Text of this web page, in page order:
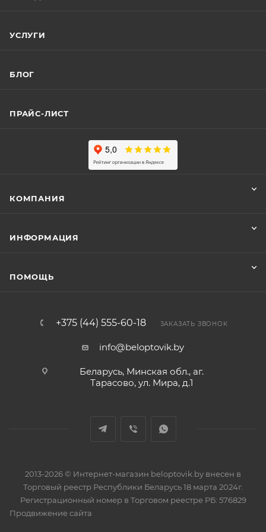
УСЛУГИ
БЛОГ
ПРАЙС-ЛИСТ
КОМПАНИЯ
ИНФОРМАЦИЯ
ПОМОЩЬ
+375 (44) 555-60-18 ЗАКАЗАТЬ ЗВОНОК
info@beloptovik.by
Беларусь, Минская обл., аг.
Тарасово, ул. Мира, д.1
2013-2026 © Интернет-магазин beloptovik.by внесен в
Торговый реестр Республики Беларусь 18 марта 2024г.
Регистрационный номер в Торговом реестре РБ: 576829
Продвижение сайта